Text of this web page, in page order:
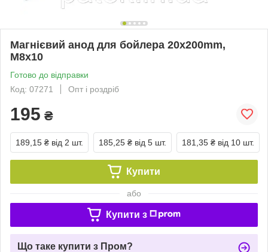
Магнієвий анод для бойлера 20х200mm,
М8х10
Готово до відправки
Код: 07271
Опт і роздріб
195 ₴
189,15 ₴ від 2 шт. 185,25 ₴ від 5 шт. 181,35 ₴ від 10 шт.
Купити
або
Купити з
Що таке купити з Пром?